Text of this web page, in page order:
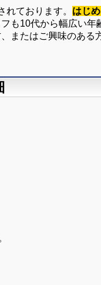
れております。 はじ
も10代から幅広い
またはご興味のある